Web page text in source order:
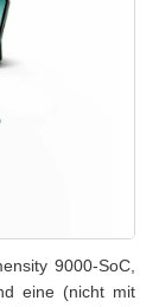
9000-SoC,
eine (nicht mit